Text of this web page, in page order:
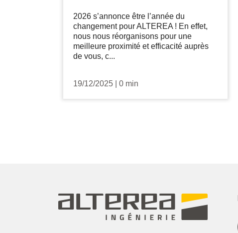
2026 s’annonce être l’année du
changement pour ALTEREA ! En effet,
nous nous réorganisons pour une
meilleure proximité et efficacité auprès
de vous, c...
19/12/2025 0 min